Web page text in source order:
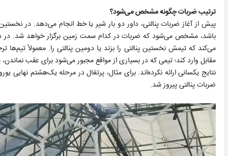
ترتیب ضربات چگونه مشخص می‌شود؟
پیش از آغاز ضربات پنالتی، داور دو بار شیر یا خط انجام می‌دهد. در
باشد، مشخص می‌شود که ضربات در کدام سمت زمین برگزار خواهد شد. در
می‌کند که تیمش نخستین پنالتی را بزند یا دومین پنالتی را. معمولاً تیم‌ها
مقابل وارد کند؛ تیمی که در بسیاری از مواقع مجبور می‌شود برای عقب
ضربات پنالتی پیروز شد.